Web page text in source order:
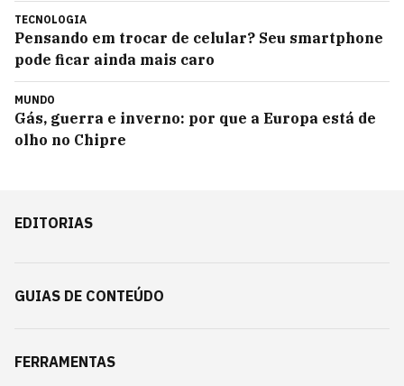
TECNOLOGIA
Pensando em trocar de celular? Seu smartphone
pode ficar ainda mais caro
MUNDO
Gás, guerra e inverno: por que a Europa está de
olho no Chipre
EDITORIAS
GUIAS DE CONTEÚDO
FERRAMENTAS